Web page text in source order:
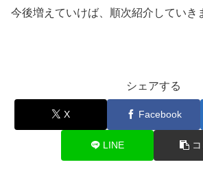
今後増えていけば、順次紹介していき
シェアする
X Facebook
LINE